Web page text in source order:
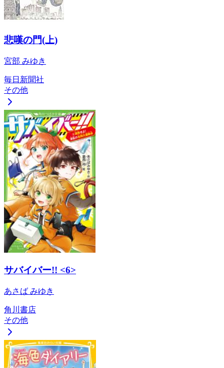
悲嘆の門(上)
宮部 みゆき
毎日新聞社
その他
サバイバー!! <6>
あさば みゆき
角川書店
その他